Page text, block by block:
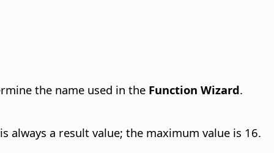
the name used in the Function Wizard.
always a result value; the maximum value is 16.